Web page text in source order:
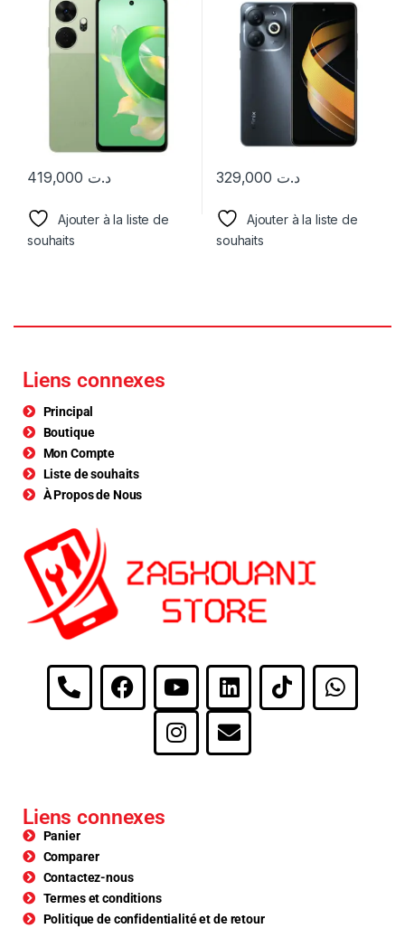
د.ت
Ajouter à la liste de
souhaits
د.ت
Ajouter à la liste de
souhaits
Liens connexes
Principal
Boutique
Mon Compte
Liste de souhaits
À Propos de Nous
Liens connexes
Panier
Comparer
Contactez-nous
Termes et conditions
Politique de confidentialité et de retour